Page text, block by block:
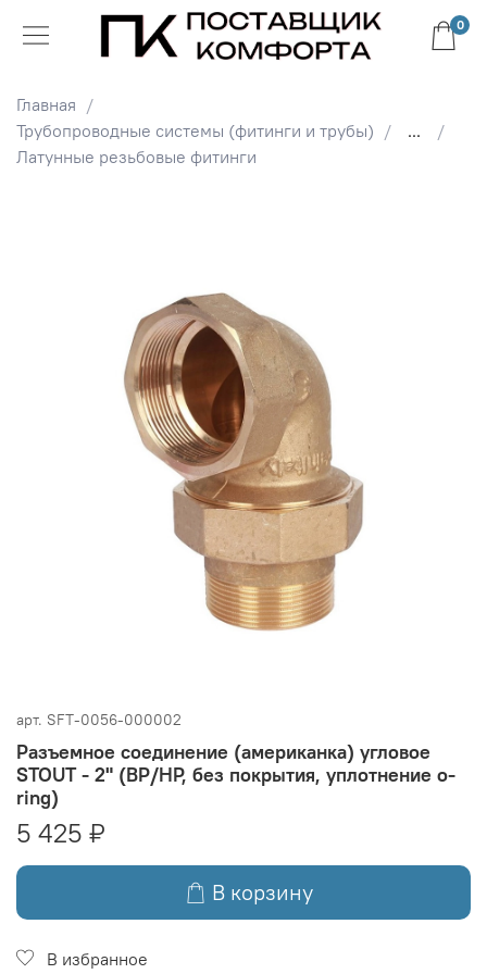
0
Главная
Трубопроводные системы (фитинги и трубы)
...
Латунные резьбовые фитинги
арт. SFT-0056-000002
Разъемное соединение (американка) угловое
STOUT - 2" (ВР/НР, без покрытия, уплотнение o-
ring)
5 425 ₽
В корзину
В избранное